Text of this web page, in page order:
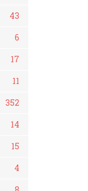
43
6
17
11
352
14
15
4